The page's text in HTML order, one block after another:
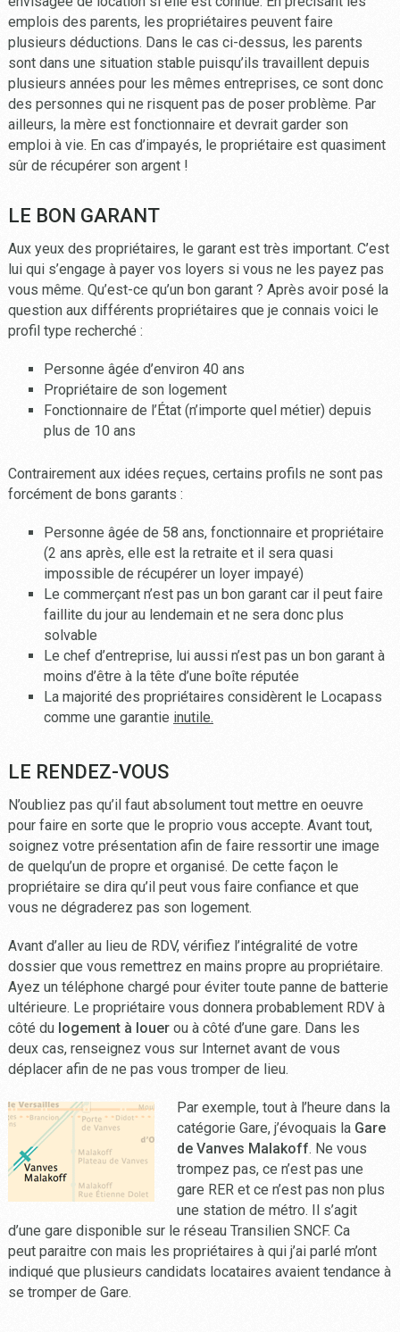
emplois des parents, les propriétaires peuvent faire
plusieurs déductions. Dans le cas ci-dessus, les parents
sont dans une situation stable puisqu’ils travaillent depuis
plusieurs années pour les mêmes entreprises, ce sont donc
des personnes qui ne risquent pas de poser problème. Par
ailleurs, la mère est fonctionnaire et devrait garder son
emploi à vie. En cas d’impayés, le propriétaire est quasiment
sûr de récupérer son argent !
LE BON GARANT
Aux yeux des propriétaires, le garant est très important. C’est
lui qui s’engage à payer vos loyers si vous ne les payez pas
vous même. Qu’est-ce qu’un bon garant ? Après avoir posé la
question aux différents propriétaires que je connais voici le
profil type recherché :
Personne âgée d’environ 40 ans
Propriétaire de son logement
Fonctionnaire de l’État (n’importe quel métier) depuis
plus de 10 ans
Contrairement aux idées reçues, certains profils ne sont pas
forcément de bons garants :
Personne âgée de 58 ans, fonctionnaire et propriétaire
(2 ans après, elle est la retraite et il sera quasi
impossible de récupérer un loyer impayé)
Le commerçant n’est pas un bon garant car il peut faire
faillite du jour au lendemain et ne sera donc plus
solvable
Le chef d’entreprise, lui aussi n’est pas un bon garant à
moins d’être à la tête d’une boîte réputée
La majorité des propriétaires considèrent le Locapass
comme une garantie inutile.
LE RENDEZ-VOUS
N’oubliez pas qu’il faut absolument tout mettre en oeuvre
pour faire en sorte que le proprio vous accepte. Avant tout,
soignez votre présentation afin de faire ressortir une image
de quelqu’un de propre et organisé. De cette façon le
propriétaire se dira qu’il peut vous faire confiance et que
vous ne dégraderez pas son logement.
Avant d’aller au lieu de RDV, vérifiez l’intégralité de votre
dossier que vous remettrez en mains propre au propriétaire.
Ayez un téléphone chargé pour éviter toute panne de batterie
ultérieure. Le propriétaire vous donnera probablement RDV à
côté du logement à louerou à côté d’une gare. Dans les
deux cas, renseignez vous sur Internet avant de vous
déplacer afin de ne pas vous tromper de lieu.
Par exemple, tout à l’heure dans la
catégorie Gare, j’évoquais la Gare
de Vanves Malakoff. Ne vous
trompez pas, ce n’est pas une
gare RER et ce n’est pas non plus
une station de métro. Il s’agit
d’une gare disponible sur le réseau Transilien SNCF. Ca
peut paraitre con mais les propriétaires à qui j’ai parlé m’ont
indiqué que plusieurs candidats locataires avaient tendance à
se tromper de Gare.